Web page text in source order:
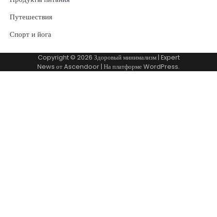
Путешествия
Спорт и йога
Copyright © 2026 Здоровый минимализм| Expert
News отAscendoor | На платформеWordPress.